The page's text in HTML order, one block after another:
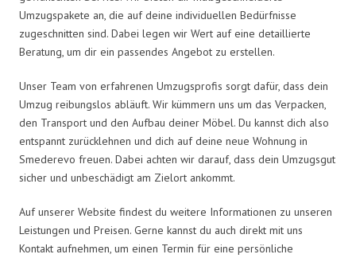
Umzugspakete an, die auf deine individuellen Bedürfnisse
zugeschnitten sind. Dabei legen wir Wert auf eine detaillierte
Beratung, um dir ein passendes Angebot zu erstellen.
Unser Team von erfahrenen Umzugsprofis sorgt dafür, dass dein
Umzug reibungslos abläuft. Wir kümmern uns um das Verpacken,
den Transport und den Aufbau deiner Möbel. Du kannst dich also
entspannt zurücklehnen und dich auf deine neue Wohnung in
Smederevo freuen. Dabei achten wir darauf, dass dein Umzugsgut
sicher und unbeschädigt am Zielort ankommt.
Auf unserer Website findest du weitere Informationen zu unseren
Leistungen und Preisen. Gerne kannst du auch direkt mit uns
Kontakt aufnehmen, um einen Termin für eine persönliche